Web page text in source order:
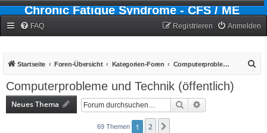
Chronic Fatigue Syndrome - CFS / ME
FAQ Anmelden
Registrieren
Startseite Foren-Übersicht Kategorien-Foren Computerprobleme und Technik (öffentlich)
Computerprobleme und Technik (öffentlich)
Neues Thema Suche
69 Themen 1 2